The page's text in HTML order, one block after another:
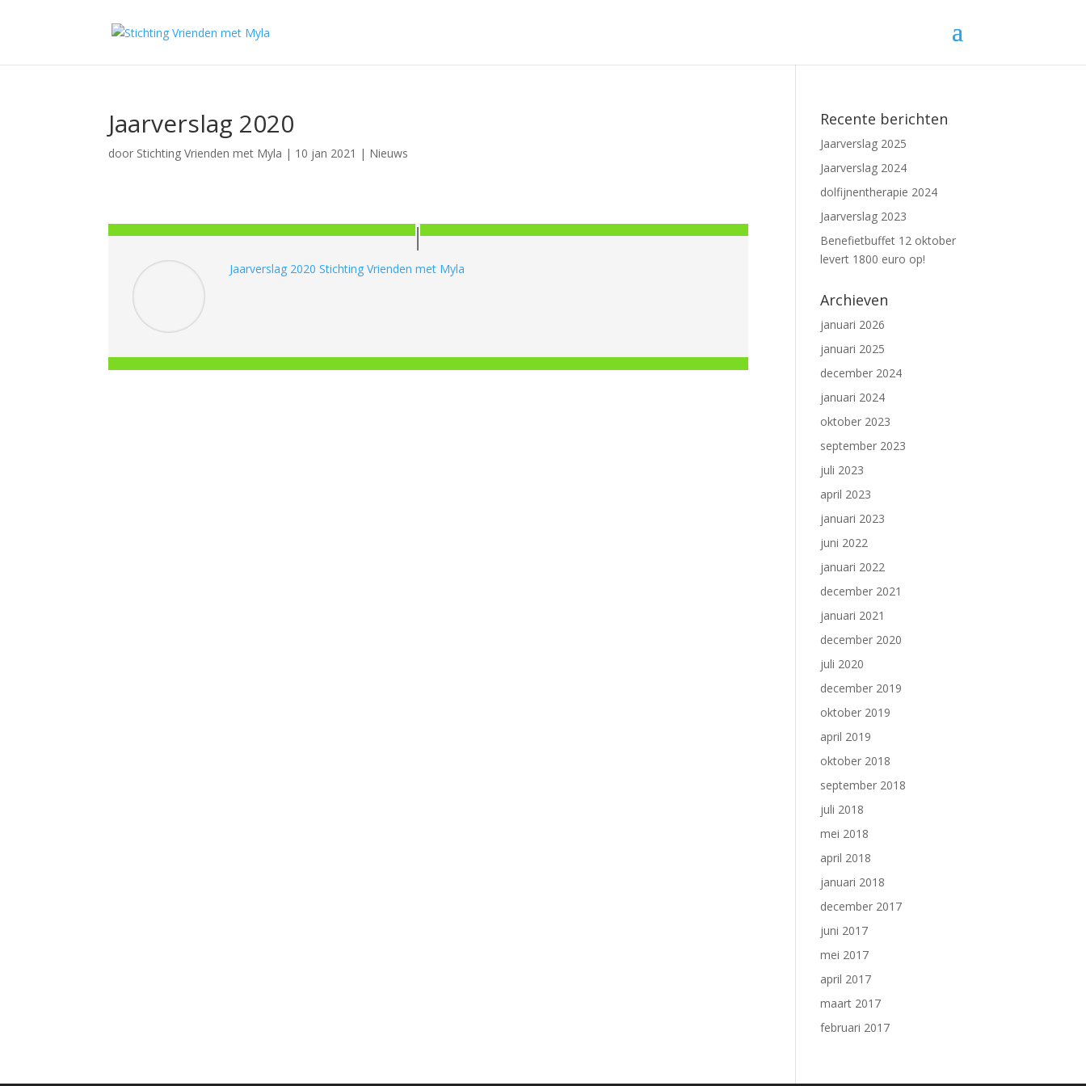
Jaarverslag 2020
door Stichting Vrienden met Myla | 10 jan 2021 | Nieuws
Jaarverslag 2020 Stichting Vrienden met Myla
Recente berichten
Jaarverslag 2025
Jaarverslag 2024
dolfijnentherapie 2024
Jaarverslag 2023
Benefietbuffet 12 oktober
levert 1800 euro op!
Archieven
januari 2026
januari 2025
december 2024
januari 2024
oktober 2023
september 2023
juli 2023
april 2023
januari 2023
juni 2022
januari 2022
december 2021
januari 2021
december 2020
juli 2020
december 2019
oktober 2019
april 2019
oktober 2018
september 2018
juli 2018
mei 2018
april 2018
januari 2018
december 2017
juni 2017
mei 2017
april 2017
maart 2017
februari 2017